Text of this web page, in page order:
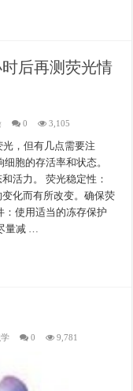
后再测荧光情
0 3,105
，但有几点需要注
胞的存活率和状态。
活力。 荧光稳定性：
化而有所改变。确保荧
：使用适当的冻存保护
量减 …
0 9,781